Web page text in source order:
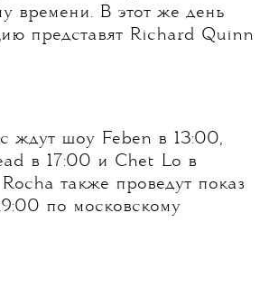
времени. В этот же день
представят Richard Quinn
ждут шоу Feben в 13:00,
в 17:00 и Chet Lo в
также проведут показ
по московскому